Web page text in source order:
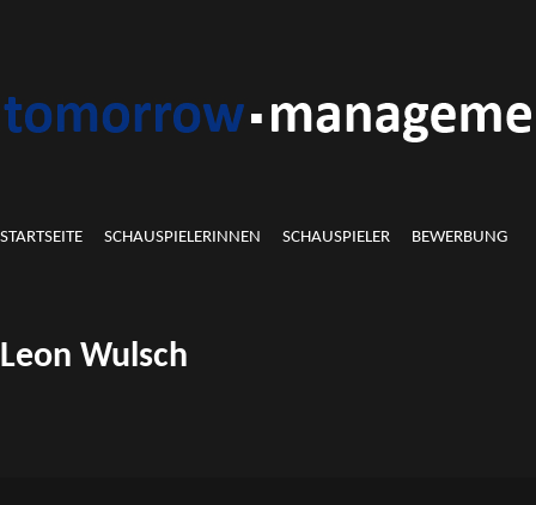
STARTSEITE SCHAUSPIELERINNEN SCHAUSPIELER BEWERBUNG
Leon Wulsch